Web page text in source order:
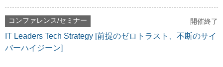
コンファレンス/セミナー 開催終了
IT Leaders Tech Strategy [前提のゼロトラスト、不断のサイ
バーハイジーン]